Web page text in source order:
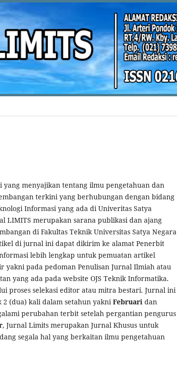
yang menyajikan tentang ilmu pengetahuan dan
terkini yang berhubungan dengan bidang
Informasi yang ada di Univeritas Satya
LIMITS merupakan sarana publikasi dan ajang
di Fakultas Teknik Universitas Satya Negara
di jurnal ini dapat dikirim ke alamat Penerbit
lebih lengkap untuk pemuatan artikel
yakni pada pedoman Penulisan Jurnal Ilmiah atau
yang ada pada website OJS Teknik Informatika.
proses selekasi editor atau mitra bestari. Jurnal ini
(dua) kali dalam setahun yakniFebruari dan
perubahan terbit setelah pergantian pengurus
, Jurnal Limits merupakan Jurnal Khusus untuk
segala hal yang berkaitan ilmu pengetahuan